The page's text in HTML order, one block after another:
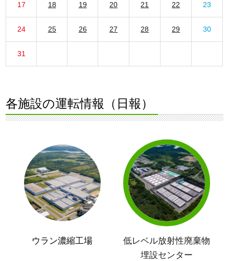
17 18 19 20 21 22 23
24 25 26 27 28 29 30
31
各施設の運転情報（日報）
ウラン濃縮工場
低レベル放射性廃棄物
埋設センター